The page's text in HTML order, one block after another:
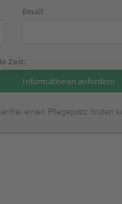
Email
Zeit:
einen Pflegeplatz finden